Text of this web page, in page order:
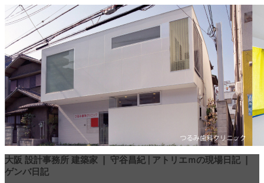
大阪 設計事務所 建築家 ❘ 守谷昌紀 | アトリエｍの現場日記 ❘
ゲンバ日記